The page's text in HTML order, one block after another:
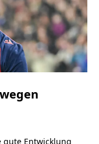
gute Entwicklung